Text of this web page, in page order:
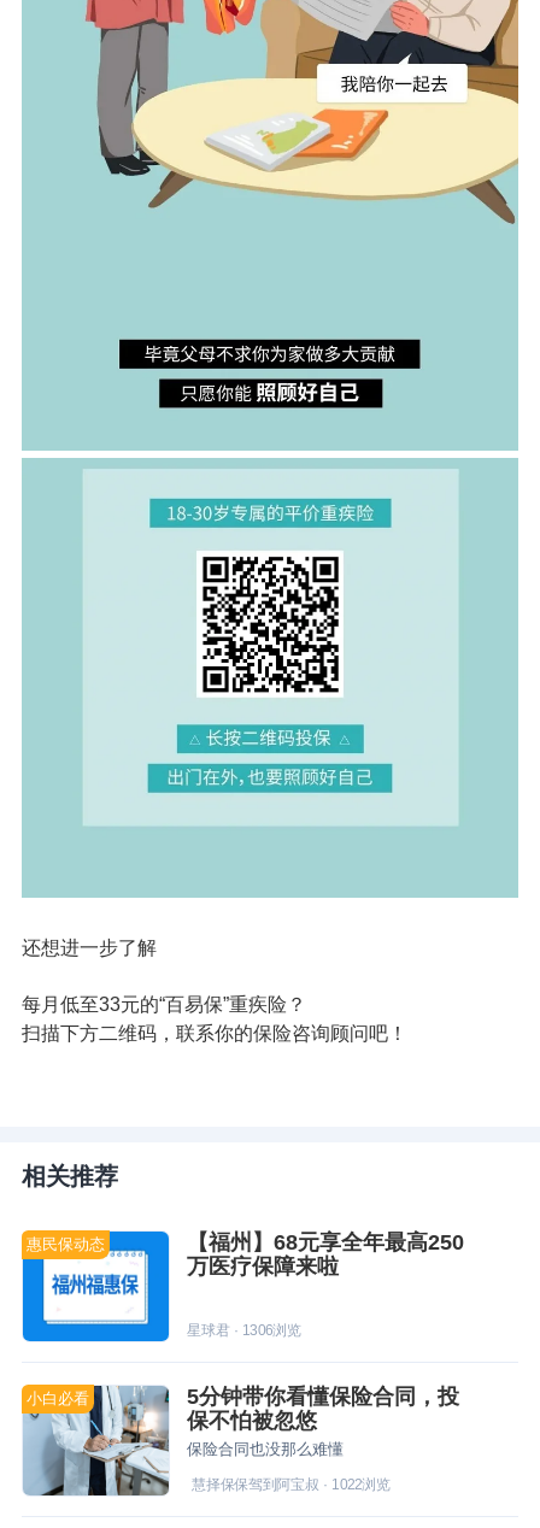
还想进一步了解
每月低至33元的“百易保”重疾险？
扫描下方二维码，联系你的保险咨询顾问吧！
相关推荐
惠民保动态
【福州】68元享全年最高250
万医疗保障来啦
星球君· 1306浏览
小白必看
5分钟带你看懂保险合同，投
保不怕被忽悠
保险合同也没那么难懂
慧择保保驾到阿宝叔· 1022浏览